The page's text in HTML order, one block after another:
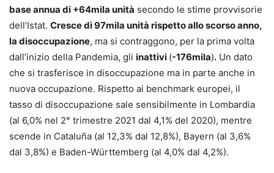
base annua di +64mila unità secondo le stime provvisorie
dell’Istat. Cresce di 97mila unità rispetto allo scorso anno,
la disoccupazione, ma si contraggono, per la prima volta
dall’inizio della Pandemia, gli inattivi (-176mila). Un dato
che si trasferisce in disoccupazione ma in parte anche in
nuova occupazione. Rispetto ai benchmark europei, il
tasso di disoccupazione sale sensibilmente in Lombardia
(al 6,0% nel 2° trimestre 2021 dal 4,1% del 2020), mentre
scende in Cataluña (al 12,3% dal 12,8%), Bayern (al 3,6%
dal 3,8%) e Baden-Württemberg (al 4,0% dal 4,2%).